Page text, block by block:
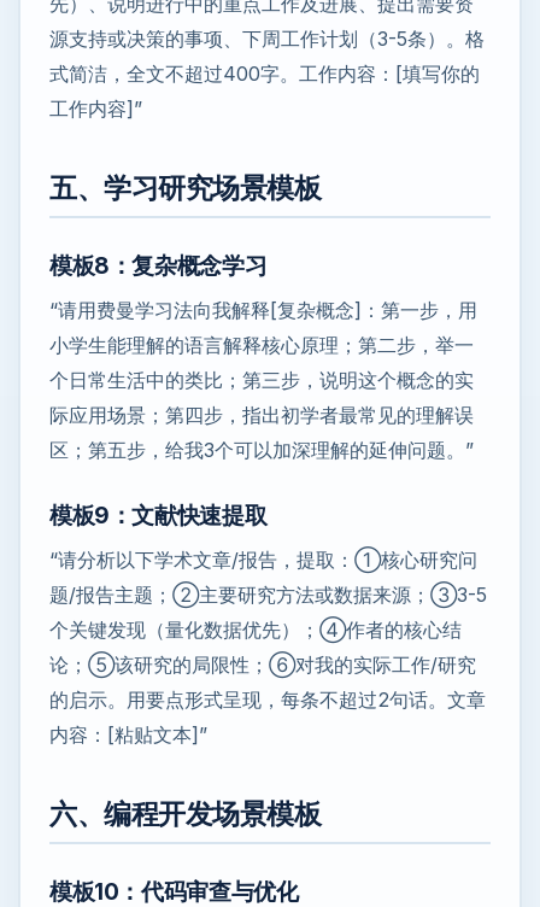
源支持或决策的事项、下周工作计划（3-5条）。格
式简洁，全文不超过400字。工作内容：[填写你的
工作内容]”
五、学习研究场景模板
模板8：复杂概念学习
“请用费曼学习法向我解释[复杂概念]：第一步，用
小学生能理解的语言解释核心原理；第二步，举一
个日常生活中的类比；第三步，说明这个概念的实
际应用场景；第四步，指出初学者最常见的理解误
区；第五步，给我3个可以加深理解的延伸问题。”
模板9：文献快速提取
“请分析以下学术文章/报告，提取：①核心研究问
题/报告主题；②主要研究方法或数据来源；③3-5
个关键发现（量化数据优先）；④作者的核心结
论；⑤该研究的局限性；⑥对我的实际工作/研究
的启示。用要点形式呈现，每条不超过2句话。文章
内容：[粘贴文本]”
六、编程开发场景模板
模板10：代码审查与优化